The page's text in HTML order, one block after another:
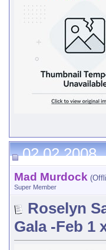
02.02.2008,
Mad Murdock
Super Member
Roselyn
Gala -Feb 1